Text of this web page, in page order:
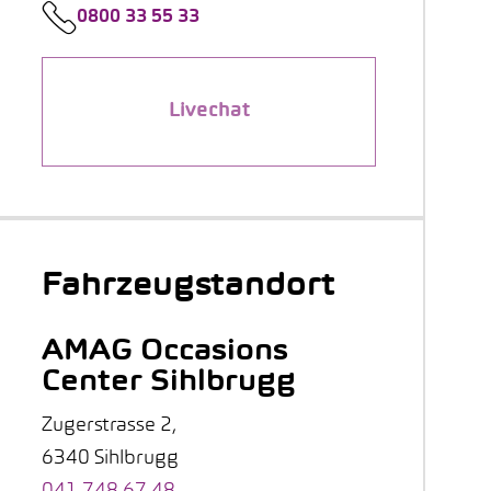
0800 33 55 33
Livechat
Fahrzeugstandort
AMAG Occasions
Center Sihlbrugg
Zugerstrasse 2,
6340 Sihlbrugg